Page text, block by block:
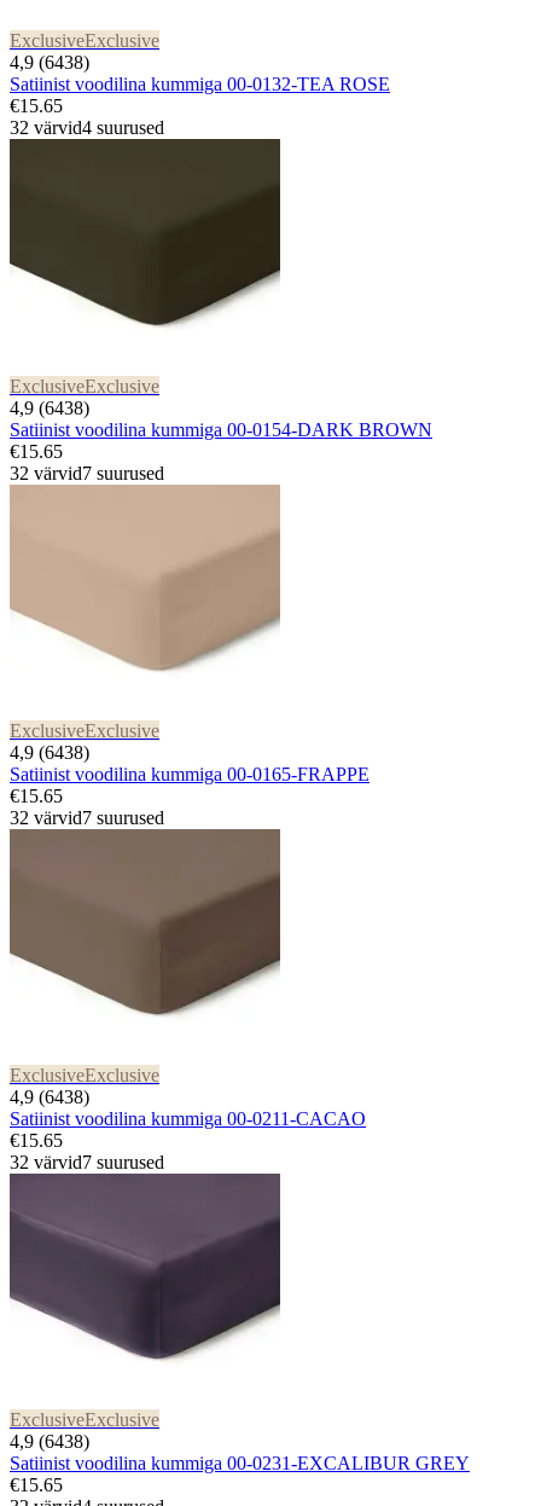
ExclusiveExclusive
4,9 (6438)
Satiinist voodilina kummiga 00-0132-TEA ROSE
€15.65
32 värvid4 suurused
ExclusiveExclusive
4,9 (6438)
Satiinist voodilina kummiga 00-0154-DARK BROWN
€15.65
32 värvid7 suurused
ExclusiveExclusive
4,9 (6438)
Satiinist voodilina kummiga 00-0165-FRAPPE
€15.65
32 värvid7 suurused
ExclusiveExclusive
4,9 (6438)
Satiinist voodilina kummiga 00-0211-CACAO
€15.65
32 värvid7 suurused
ExclusiveExclusive
4,9 (6438)
Satiinist voodilina kummiga 00-0231-EXCALIBUR GREY
€15.65